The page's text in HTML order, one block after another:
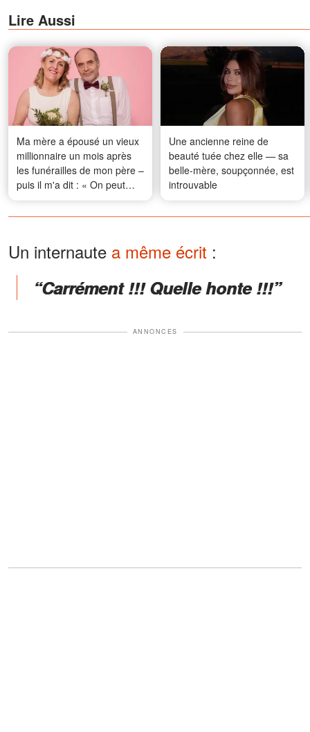
Lire Aussi
Ma mère a épousé un vieux
millionnaire un mois après
les funérailles de mon père –
puis il m'a dit : « On peut
enfin enlever le masque.
C'est ton père qui avait tout
Une ancienne reine de
beauté tuée chez elle — sa
belle-mère, soupçonnée, est
introuvable
Un internaute a même écrit :
“Carrément !!! Quelle honte !!!”
ANNONCES